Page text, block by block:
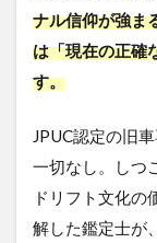
ナル信仰が強ま
は「現在の正確
す。
JPUC認定の旧
一切なし。しつ
ドリフト文化の
解した鑑定士が